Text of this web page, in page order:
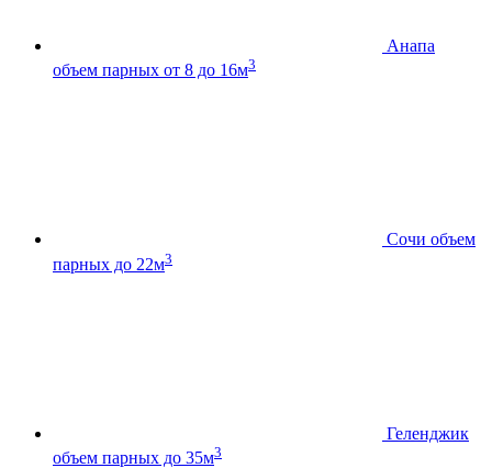
Анапа
объем парных от 8 до 16м3
Сочи объем
парных до 22м3
Геленджик
объем парных до 35м3